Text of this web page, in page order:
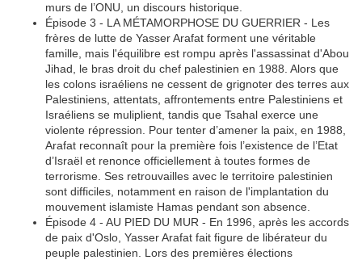
murs de l’ONU, un discours historique.
Épisode 3 - LA MÉTAMORPHOSE DU GUERRIER - Les
frères de lutte de Yasser Arafat forment une véritable
famille, mais l'équilibre est rompu après l'assassinat d'Abou
Jihad, le bras droit du chef palestinien en 1988. Alors que
les colons israéliens ne cessent de grignoter des terres aux
Palestiniens, attentats, affrontements entre Palestiniens et
Israéliens se muliplient, tandis que Tsahal exerce une
violente répression. Pour tenter d’amener la paix, en 1988,
Arafat reconnaît pour la première fois l’existence de l’Etat
d’Israël et renonce officiellement à toutes formes de
terrorisme. Ses retrouvailles avec le territoire palestinien
sont difficiles, notamment en raison de l'implantation du
mouvement islamiste Hamas pendant son absence.
Épisode 4 - AU PIED DU MUR - En 1996, après les accords
de paix d'Oslo, Yasser Arafat fait figure de libérateur du
peuple palestinien. Lors des premières élections